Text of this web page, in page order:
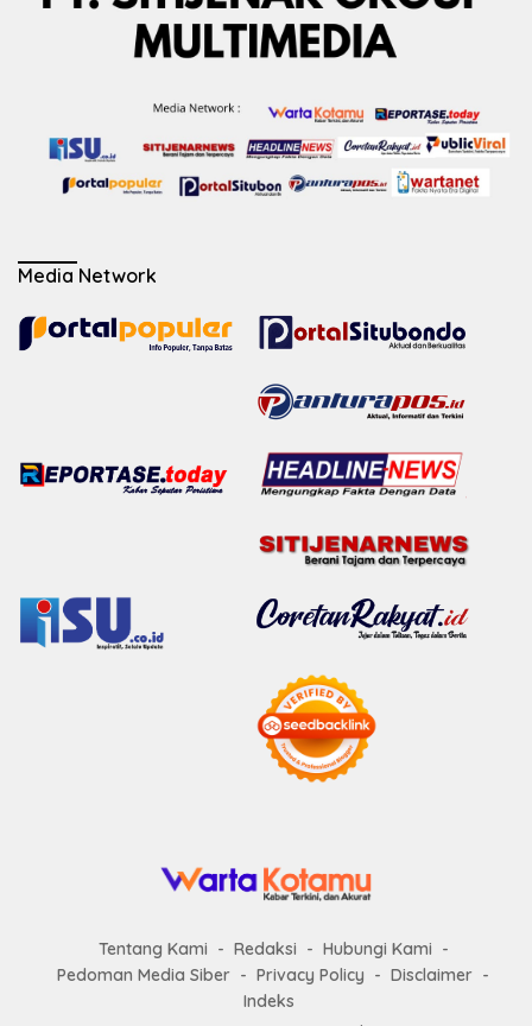
Media Network
Tentang Kami Redaksi
Hubungi Kami
Pedoman Media Siber
Privacy Policy
Disclaimer
Indeks